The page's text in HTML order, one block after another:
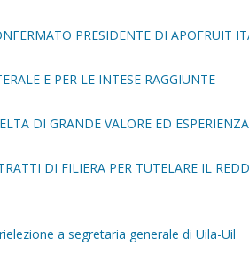
PRESIDENTE DI APOFRUIT
E PER LE INTESE RAGGIUNTE
DI GRANDE VALORE ED ESPERIENZA
DI FILIERA PER TUTELARE IL
a segretaria generale di Uila-Uil